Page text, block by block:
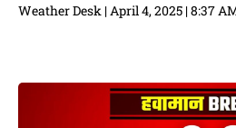
Weather Desk April 4, 2025 8:37